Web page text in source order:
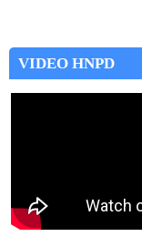
VIDEO HNPD